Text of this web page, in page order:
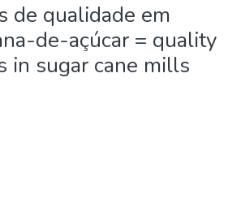
de qualidade em
de-açúcar = quality
in sugar cane mills